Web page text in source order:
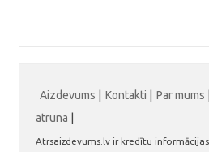
Aizdevums Kontakti Par mums
atruna
Atrsaizdevums.lv ir kredītu